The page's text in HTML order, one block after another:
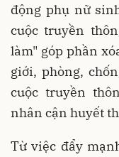
động phụ nữ
cuộc truyền
làm" góp phần
giới, phòng,
cuộc truyền
nhân cận huyết
Từ việc đẩy